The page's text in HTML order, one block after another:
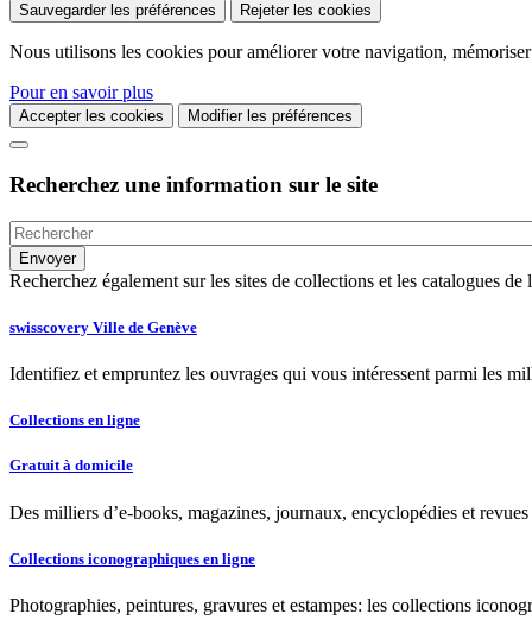
Sauvegarder les préférences Rejeter les cookies
Nous utilisons les cookies pour améliorer votre navigation,
Pour en savoir plus
Accepter les cookies Modifier les préférences
Recherchez une information sur le site
Recherchez également sur les sites de collections et les catalogues
swisscovery Ville de Genève
Identifiez et empruntez les ouvrages qui vous intéressent parmi les
Collections en ligne
Gratuit à domicile
Des milliers d’e-books, magazines, journaux, encyclopédies et
Collections iconographiques en ligne
Photographies, peintures, gravures et estampes: les collections